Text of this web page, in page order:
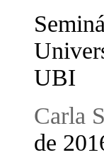
UBI
Carla
de